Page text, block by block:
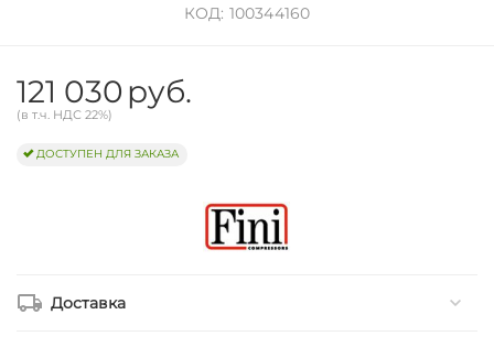
КОД: 100344160
121 030 руб.
(в т.ч. НДС 22%)
ДОСТУПЕН ДЛЯ ЗАКАЗА
Доставка